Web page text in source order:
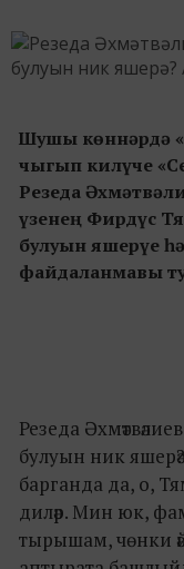
Шушы көннәрдә
чыгып килүче
Резеда
үзенең Фирдүс
булуын яшерүе
файдаланмавы
Резеда
булуын ник
барганда да, о,
диләр. Мин юк,
тырышам, чөнки